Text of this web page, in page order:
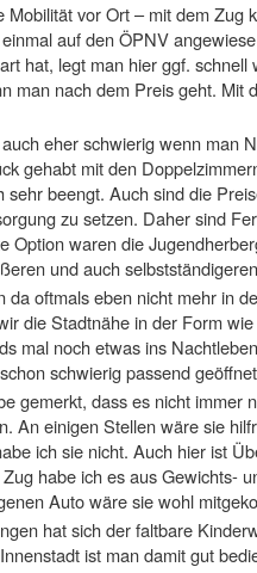
vor Ort – mit dem Zug
auf den ÖPNV
hat, legt man hier ggf.
man nach dem Preis geht. Mit
eher schwierig wenn man
gehabt mit den
beengt. Auch sind die
zu setzen. Daher sind
Option waren die
und auch
oftmals eben nicht mehr in
die Stadtnähe in der Form
mal noch etwas ins
schwierig passend
gemerkt, dass es nicht immer
An einigen Stellen wäre sie
ich sie nicht. Auch hier ist
habe ich es aus Gewichts-
Auto wäre sie wohl
hat sich der faltbare
ist man damit gut